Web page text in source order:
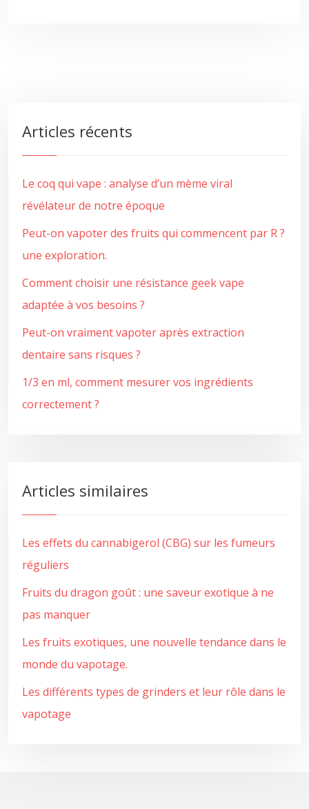
Articles récents
Le coq qui vape : analyse d’un mème viral
révélateur de notre époque
Peut-on vapoter des fruits qui commencent par R ?
une exploration.
Comment choisir une résistance geek vape
adaptée à vos besoins ?
Peut-on vraiment vapoter après extraction
dentaire sans risques ?
1/3 en ml, comment mesurer vos ingrédients
correctement ?
Articles similaires
Les effets du cannabigerol (CBG) sur les fumeurs
réguliers
Fruits du dragon goût : une saveur exotique à ne
pas manquer
Les fruits exotiques, une nouvelle tendance dans le
monde du vapotage.
Les différents types de grinders et leur rôle dans le
vapotage